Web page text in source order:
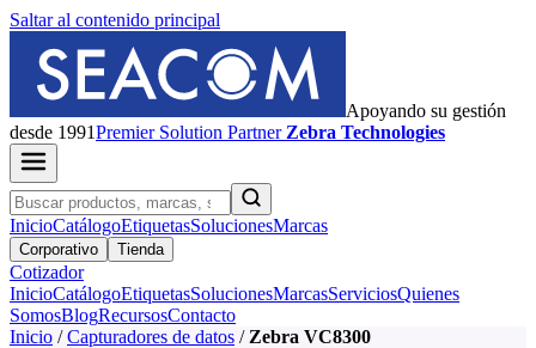
Saltar al contenido principal
Apoyando su gestión
desde 1991PremierSolution Partner Zebra Technologies
InicioCatálogoEtiquetasSolucionesMarcas
Corporativo Tienda
Cotizador
InicioCatálogoEtiquetasSolucionesMarcasServiciosQuienes
SomosBlogRecursosContacto
Inicio / Capturadores de datos / Zebra VC8300